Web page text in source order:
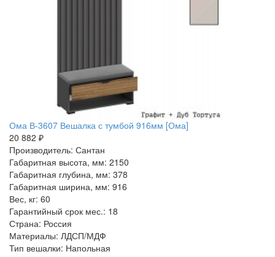
Ома В-3607 Вешалка с тумбой 916мм [Ома]
20 882 ₽
Производитель: Сантан
Габаритная высота, мм: 2150
Габаритная глубина, мм: 378
Габаритная ширина, мм: 916
Вес, кг: 60
Гарантийный срок мес.: 18
Страна: Россия
Материалы: ЛДСП/МДФ
Тип вешалки: Напольная